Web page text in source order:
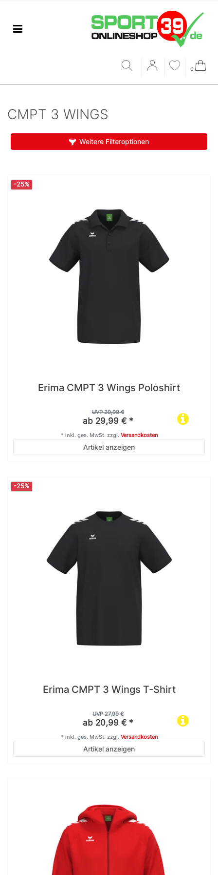
0
CMPT 3 WINGS
Weitere Filteroptionen
-25%
Erima CMPT 3 Wings Poloshirt
UVP 39,99 €
ab 29,99 € *
Artikel anzeigen
* inkl. ges. MwSt.zzgl. Versandkosten
-25%
Erima CMPT 3 Wings T-Shirt
UVP 27,99 €
ab 20,99 € *
Artikel anzeigen
* inkl. ges. MwSt.zzgl. Versandkosten